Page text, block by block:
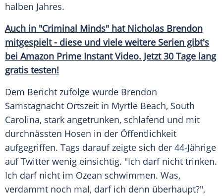
halben Jahres.
Auch in "Criminal Minds" hat Nicholas Brendon
mitgespielt - diese und viele weitere Serien gibt's
bei Amazon Prime Instant Video. Jetzt 30 Tage lang
gratis testen!
Dem Bericht zufolge wurde Brendon
Samstagnacht Ortszeit in Myrtle Beach, South
Carolina, stark angetrunken, schlafend und mit
durchnässten Hosen in der Öffentlichkeit
aufgegriffen. Tags darauf zeigte sich der 44-Jährige
aufTwitter wenig einsichtig. "Ich darf nicht trinken.
Ich darf nicht im Ozean schwimmen. Was,
verdammt noch mal, darf ich denn überhaupt?",